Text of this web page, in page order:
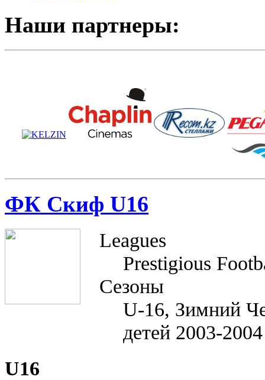
Наши партнеры:
ФК Скиф U16
Leagues
Prestigious
Сезоны
U-16, Зимний
детей 2003-2004
U16